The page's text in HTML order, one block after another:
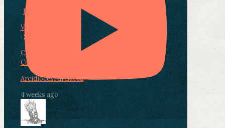
Photo
View on Facebook
· Share
Condividi su Facebook
Condividi su LinkedIn
Arcidiocesi di Lucca
4 weeks ago